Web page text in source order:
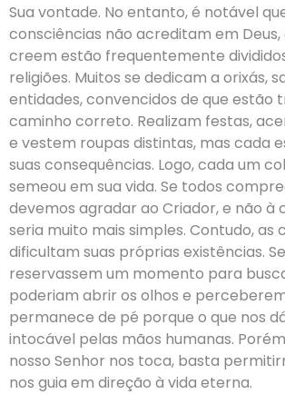
Sua vontade. No entanto, é notável
consciências não acreditam em Deus,
creem estão frequentemente
religiões. Muitos se dedicam a orixás,
entidades, convencidos de que estão
caminho correto. Realizam festas,
e vestem roupas distintas, mas cada
suas consequências. Logo, cada um
semeou em sua vida. Se todos
devemos agradar ao Criador, e não à
seria muito mais simples. Contudo, as
dificultam suas próprias existências.
reservassem um momento para
poderiam abrir os olhos e
permanece de pé porque o que nos
intocável pelas mãos humanas.
nosso Senhor nos toca, basta
nos guia em direção à vida eterna.